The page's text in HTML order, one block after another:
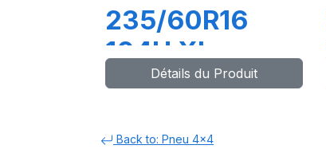
235/60R16
104H XL
CITILANDER
Détails du Produit
Back to: Pneu 4x4